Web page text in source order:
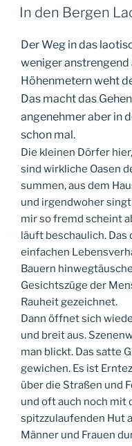
AM
In den Bergen
Der Weg in das
weniger
Höhenmetern weht
Das macht das
angenehmer aber in
schon mal.
Die kleinen Dörfer
sind wirkliche Oasen
summen, aus dem
und irgendwoher
mir so fremd scheint
läuft beschaulich.
einfachen
Bauern
Gesichtszüge der
Rauheit gezeichnet.
Dann öffnet sich
und breit aus.
man blickt. Das satte
gewichen. Es ist
über die Straßen und
und oft auch noch mit
spitzzulaufenden Hut
Männer und Frauen